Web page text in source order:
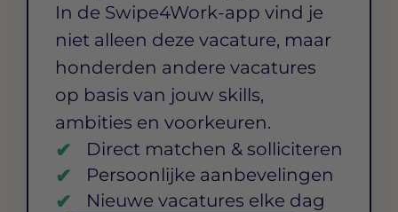
In de Swipe4Work-app vind je
niet alleen deze vacature, maar
honderden andere vacatures
op basis van jouw skills,
ambities en voorkeuren.
Direct matchen & solliciteren
Persoonlijke aanbevelingen
Nieuwe vacatures elke dag